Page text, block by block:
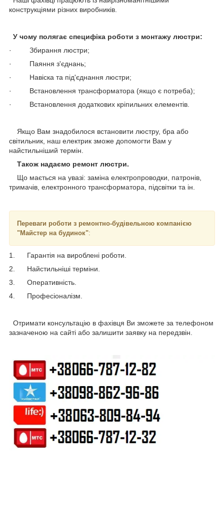
конструкціями різних виробників.
У чому полягає специфіка роботи з монтажу люстри:
· Збирання люстри;
· Паяння з'єднань;
· Навіска та під'єднання люстри;
· Встановлення трансформатора (якщо є потреба);
· Встановлення додаткових кріпильних елементів.
Якщо Вам знадобилося встановити люстру, бра або
світильник, наш електрик зможе допомогти Вам у
найстильніший термін.
Також надаємо ремонт люстри.
Що мається на увазі: заміна електропроводки, патронів,
тримачів, електронного трансформатора, підсвітки та ін.
Переваги роботи з ремонтно-будівельною компанією
"Майстер на будинок":
1. Гарантія на вироблені роботи.
2. Найстильніші терміни.
3. Оперативність.
4. Професіоналізм.
Отримати консультацію в фахівця Ви зможете за телефоном
зазначеною на сайті або залишити заявку на передзвін.